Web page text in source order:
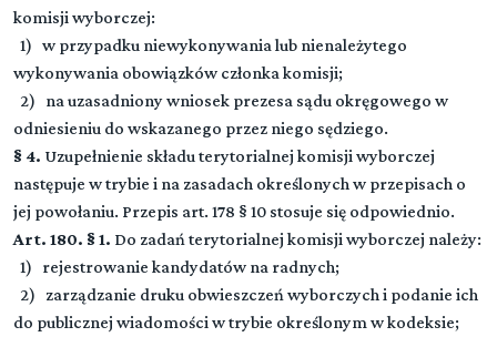
komisji wyborczej:
1) w przypadku niewykonywania lub nienależytego
wykonywania obowiązków członka komisji;
2) na uzasadniony wniosek prezesa sądu okręgowego w
odniesieniu do wskazanego przez niego sędziego.
§ 4. Uzupełnienie składu terytorialnej komisji wyborczej
następuje w trybie i na zasadach określonych w przepisach o
jej powołaniu. Przepis art. 178 § 10 stosuje się odpowiednio.
Art. 180. § 1. Do zadań terytorialnej komisji wyborczej należy:
1) rejestrowanie kandydatów na radnych;
2) zarządzanie druku obwieszczeń wyborczych i podanie ich
do publicznej wiadomości w trybie określonym w kodeksie;